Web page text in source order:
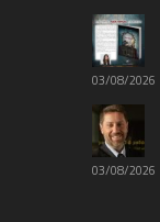
03/08/2026
03/08/2026